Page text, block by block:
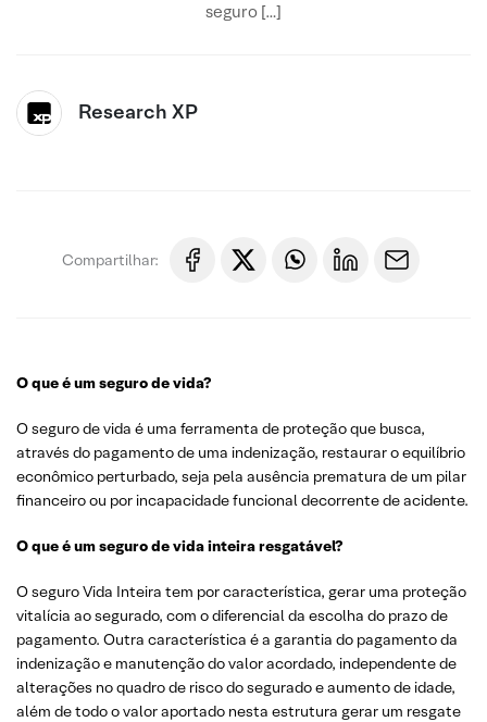
seguro […]
Research XP
Compartilhar:
O que é um seguro de vida?
O seguro de vida é uma ferramenta de proteção que busca,
através do pagamento de uma indenização, restaurar o equilíbrio
econômico perturbado, seja pela ausência prematura de um pilar
financeiro ou por incapacidade funcional decorrente de acidente.
O que é um seguro de vida inteira resgatável?
O seguro Vida Inteira tem por característica, gerar uma proteção
vitalícia ao segurado, com o diferencial da escolha do prazo de
pagamento. Outra característica é a garantia do pagamento da
indenização e manutenção do valor acordado, independente de
alterações no quadro de risco do segurado e aumento de idade,
além de todo o valor aportado nesta estrutura gerar um resgate